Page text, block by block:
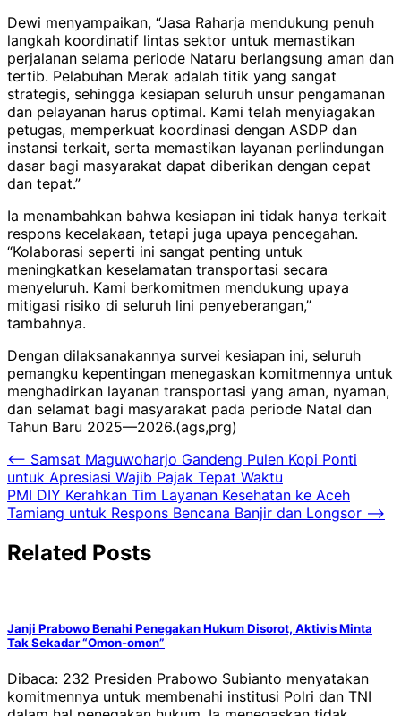
Dewi menyampaikan, “Jasa Raharja mendukung penuh
langkah koordinatif lintas sektor untuk memastikan
perjalanan selama periode Nataru berlangsung aman dan
tertib. Pelabuhan Merak adalah titik yang sangat
strategis, sehingga kesiapan seluruh unsur pengamanan
dan pelayanan harus optimal. Kami telah menyiagakan
petugas, memperkuat koordinasi dengan ASDP dan
instansi terkait, serta memastikan layanan perlindungan
dasar bagi masyarakat dapat diberikan dengan cepat
dan tepat.”
Ia menambahkan bahwa kesiapan ini tidak hanya terkait
respons kecelakaan, tetapi juga upaya pencegahan.
“Kolaborasi seperti ini sangat penting untuk
meningkatkan keselamatan transportasi secara
menyeluruh. Kami berkomitmen mendukung upaya
mitigasi risiko di seluruh lini penyeberangan,”
tambahnya.
Dengan dilaksanakannya survei kesiapan ini, seluruh
pemangku kepentingan menegaskan komitmennya untuk
menghadirkan layanan transportasi yang aman, nyaman,
dan selamat bagi masyarakat pada periode Natal dan
Tahun Baru 2025—2026.(ags,prg)
Navigasi
pos
⟵ Samsat Maguwoharjo Gandeng Pulen Kopi Ponti
untuk Apresiasi Wajib Pajak Tepat Waktu
PMI DIY Kerahkan Tim Layanan Kesehatan ke Aceh
Tamiang untuk Respons Bencana Banjir dan Longsor ⟶
Related Posts
Janji Prabowo Benahi Penegakan Hukum Disorot, Aktivis Minta
Tak Sekadar “Omon-omon”
Dibaca: 232 Presiden Prabowo Subianto menyatakan
komitmennya untuk membenahi institusi Polri dan TNI